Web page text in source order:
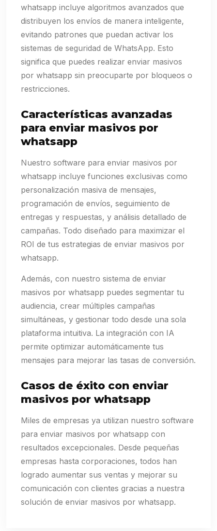
whatsapp incluye algoritmos avanzados que
distribuyen los envíos de manera inteligente,
evitando patrones que puedan activar los
sistemas de seguridad de WhatsApp. Esto
significa que puedes realizar enviar masivos
por whatsapp sin preocuparte por bloqueos o
restricciones.
Características avanzadas
para enviar masivos por
whatsapp
Nuestro software para enviar masivos por
whatsapp incluye funciones exclusivas como
personalización masiva de mensajes,
programación de envíos, seguimiento de
entregas y respuestas, y análisis detallado de
campañas. Todo diseñado para maximizar el
ROI de tus estrategias de enviar masivos por
whatsapp.
Además, con nuestro sistema de enviar
masivos por whatsapp puedes segmentar tu
audiencia, crear múltiples campañas
simultáneas, y gestionar todo desde una sola
plataforma intuitiva. La integración con IA
permite optimizar automáticamente tus
mensajes para mejorar las tasas de conversión.
Casos de éxito con enviar
masivos por whatsapp
Miles de empresas ya utilizan nuestro software
para enviar masivos por whatsapp con
resultados excepcionales. Desde pequeñas
empresas hasta corporaciones, todos han
logrado aumentar sus ventas y mejorar su
comunicación con clientes gracias a nuestra
solución de enviar masivos por whatsapp.